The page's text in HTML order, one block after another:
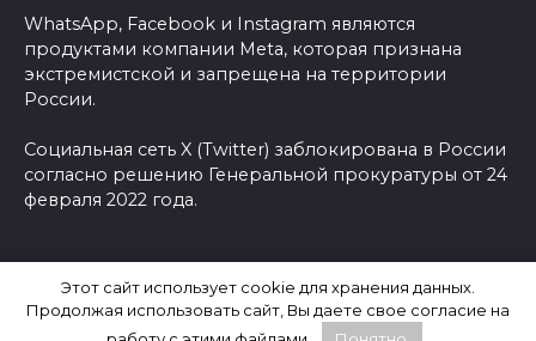
WhatsApp, Facebook и Instagram являются
продуктами компании Meta, которая признана
экстремистской и запрещена на территории
России.
Социальная сеть X (Twitter) заблокирована в России
согласно решению Генеральной прокуратуры от 24
февраля 2022 года.
Последние новости России
Этот сайт использует cookie для хранения данных.
Продолжая использовать сайт, Вы даете свое согласие на